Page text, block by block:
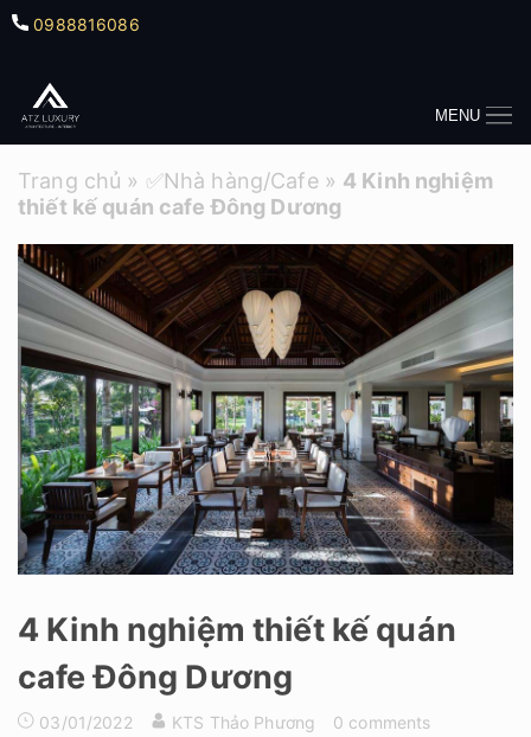
0988816086
MENU
Trang chủ » ✅Nhà hàng/Cafe» 4 Kinh nghiệm
thiết kế quán cafe Đông Dương
4 Kinh nghiệm thiết kế quán
cafe Đông Dương
03/01/2022 KTS Thảo Phương 0 comments